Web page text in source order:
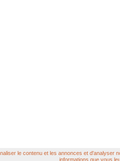
le contenu et les annonces et
informations que vous